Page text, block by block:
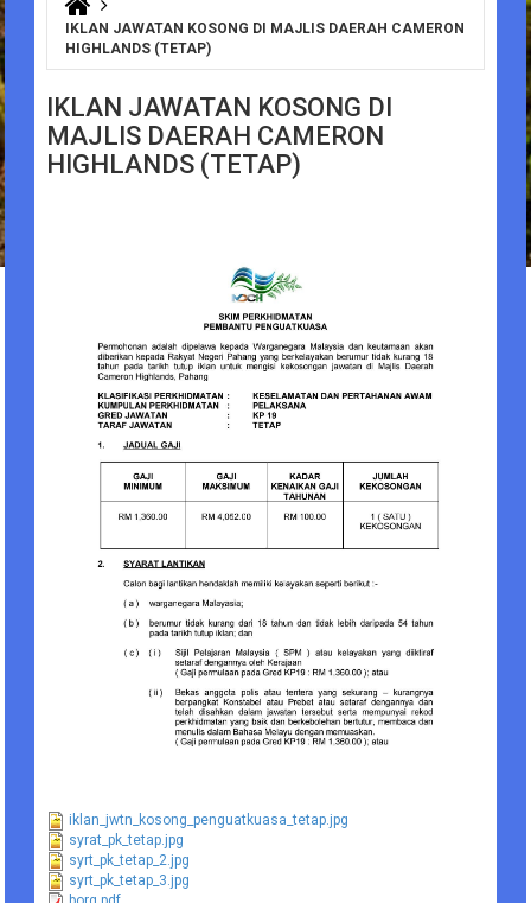
Anda di sini
IKLAN JAWATAN KOSONG DI MAJLIS DAERAH CAMERON
HIGHLANDS (TETAP)
IKLAN JAWATAN KOSONG DI
MAJLIS DAERAH CAMERON
HIGHLANDS (TETAP)
iklan_jwtn_kosong_penguatkuasa_tetap.jpg
syrat_pk_tetap.jpg
syrt_pk_tetap_2.jpg
syrt_pk_tetap_3.jpg